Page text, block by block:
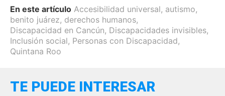
En este artículo Accesibilidad universal, autismo,
benito juárez, derechos humanos,
Discapacidad en Cancún, Discapacidades invisibles,
Inclusión social, Personas con Discapacidad,
Quintana Roo
TE PUEDE INTERESAR